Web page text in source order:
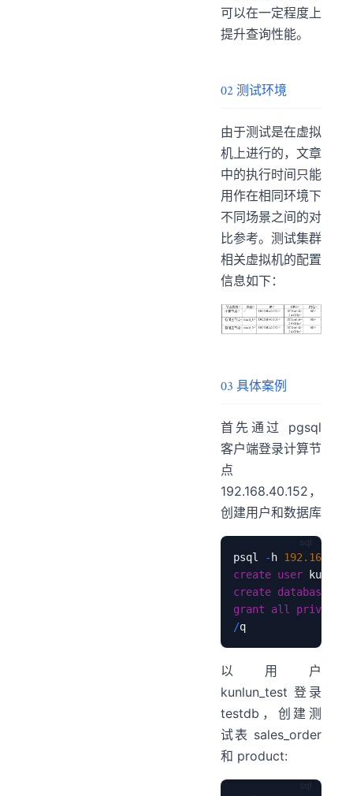
可以在一定程度上
提升查询性能。
02 测试环境
由于测试是在虚拟
机上进行的，文章
中的执行时间只能
用作在相同环境下
不同场景之间的对
比参考。测试集群
相关虚拟机的配置
信息如下：
03 具体案例
首先通过 pgsql
客户端登录计算节
点
192.168.40.152，
创建用户和数据库
psql - h 192.168
create user
create database
grant
all
/
以用户
kunlun_test 登录
testdb，创建测
试表 sales_order
和 product: